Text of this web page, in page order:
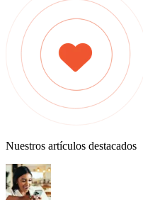
Nuestros artículos destacados